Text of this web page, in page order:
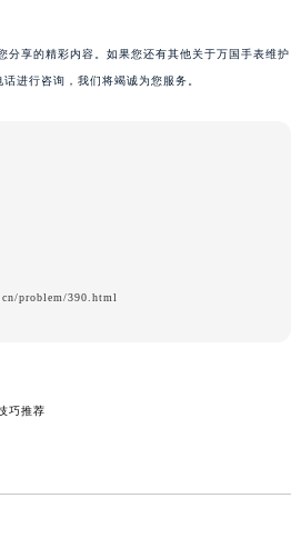
分享的精彩内容。如果您还有其他关于万国手表维护
进行咨询，我们将竭诚为您服务。
problem/390.html
巧推荐